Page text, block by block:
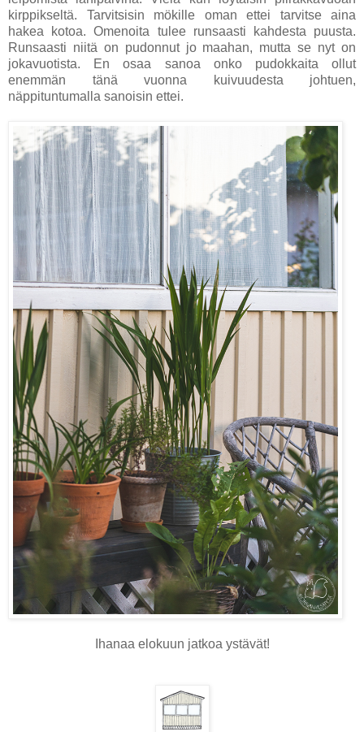
kirppikseltä. Tarvitsisin mökille oman ettei tarvitse aina
hakea kotoa. Omenoita tulee runsaasti kahdesta puusta.
Runsaasti niitä on pudonnut jo maahan, mutta se nyt on
jokavuotista. En osaa sanoa onko pudokkaita ollut
enemmän tänä vuonna kuivuudesta johtuen,
näppituntumalla sanoisin ettei.
Ihanaa elokuun jatkoa ystävät!